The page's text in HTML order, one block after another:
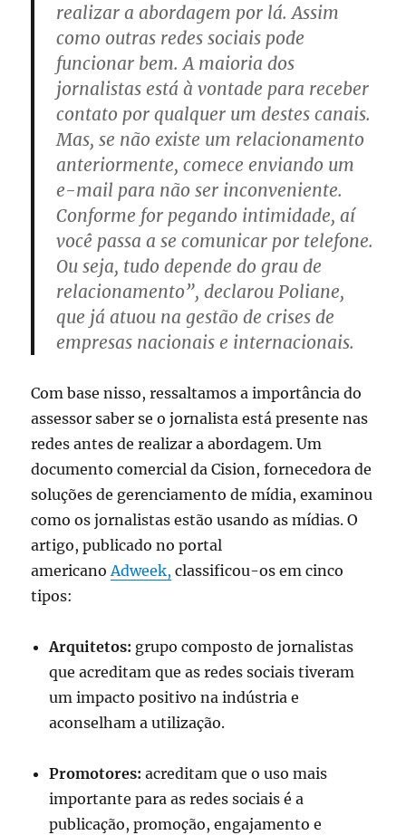
realizar a abordagem por lá. Assim
como outras redes sociais pode
funcionar bem. A maioria dos
jornalistas está à vontade para receber
contato por qualquer um destes canais.
Mas, se não existe um relacionamento
anteriormente, comece enviando um
e-mail para não ser inconveniente.
Conforme for pegando intimidade, aí
você passa a se comunicar por telefone.
Ou seja, tudo depende do grau de
relacionamento”, declarou Poliane,
que já atuou na gestão de crises de
empresas nacionais e internacionais.
Com base nisso, ressaltamos a importância do
assessor saber se o jornalista está presente nas
redes antes de realizar a abordagem. Um
documento comercial da Cision, fornecedora de
soluções de gerenciamento de mídia, examinou
como os jornalistas estão usando as mídias. O
artigo, publicado no portal
americanoAdweek, classificou-os em cinco
tipos:
Arquitetos: grupo composto de jornalistas
que acreditam que as redes sociais tiveram
um impacto positivo na indústria e
aconselham a utilização.
Promotores: acreditam que o uso mais
importante para as redes sociais é a
publicação, promoção, engajamento e